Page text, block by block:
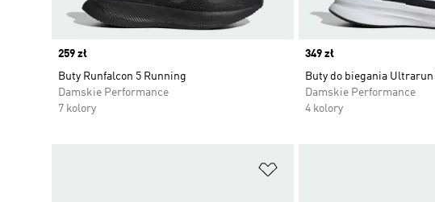
Price
259 zł
Buty Runfalcon 5 Running
Damskie Performance
7 kolory
Price
349 zł
Buty do biegania Ultrarun
Damskie Performance
4 kolory